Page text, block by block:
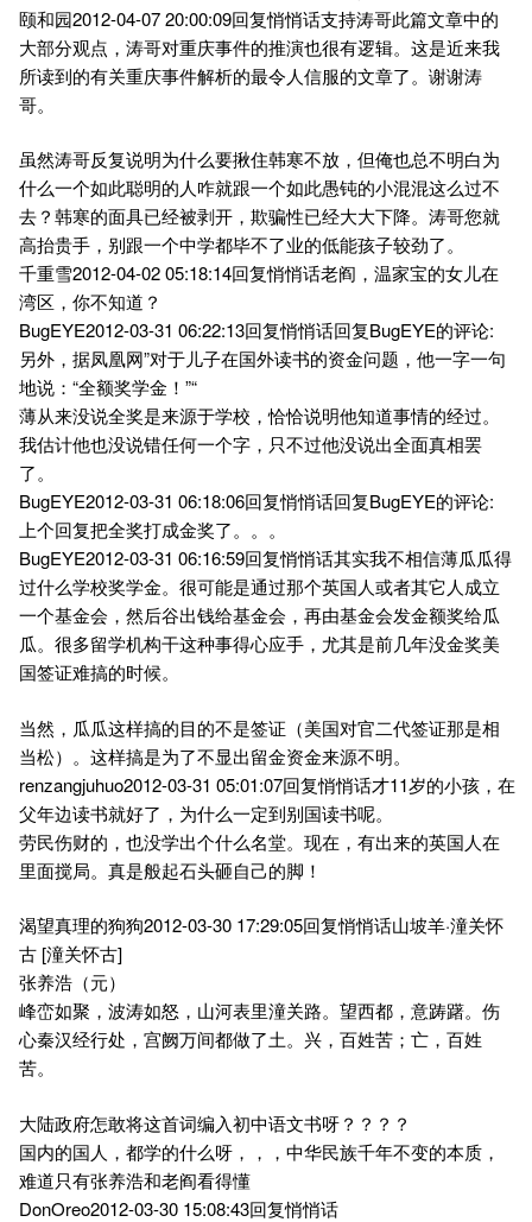
颐和园2012-04-07 20:00:09回复悄悄话支持涛哥此篇文章中的
大部分观点，涛哥对重庆事件的推演也很有逻辑。这是近来我
所读到的有关重庆事件解析的最令人信服的文章了。谢谢涛
哥。
虽然涛哥反复说明为什么要揪住韩寒不放，但俺也总不明白为
什么一个如此聪明的人咋就跟一个如此愚钝的小混混这么过不
去？韩寒的面具已经被剥开，欺骗性已经大大下降。涛哥您就
高抬贵手，别跟一个中学都毕不了业的低能孩子较劲了。
千重雪2012-04-02 05:18:14回复悄悄话老阎，温家宝的女儿在
湾区，你不知道？
BugEYE2012-03-31 06:22:13回复悄悄话回复BugEYE的评论:
另外，据凤凰网”对于儿子在国外读书的资金问题，他一字一句
地说：“全额奖学金！”“
薄从来没说全奖是来源于学校，恰恰说明他知道事情的经过。
我估计他也没说错任何一个字，只不过他没说出全面真相罢
了。
BugEYE2012-03-31 06:18:06回复悄悄话回复BugEYE的评论:
上个回复把全奖打成金奖了。。。
BugEYE2012-03-31 06:16:59回复悄悄话其实我不相信薄瓜瓜得
过什么学校奖学金。很可能是通过那个英国人或者其它人成立
一个基金会，然后谷出钱给基金会，再由基金会发金额奖给瓜
瓜。很多留学机构干这种事得心应手，尤其是前几年没金奖美
国签证难搞的时候。
当然，瓜瓜这样搞的目的不是签证（美国对官二代签证那是相
当松）。这样搞是为了不显出留金资金来源不明。
renzangjuhuo2012-03-31 05:01:07回复悄悄话才11岁的小孩，在
父年边读书就好了，为什么一定到别国读书呢。
劳民伤财的，也没学出个什么名堂。现在，有出来的英国人在
里面搅局。真是般起石头砸自己的脚！
渴望真理的狗狗2012-03-30 17:29:05回复悄悄话山坡羊·潼关怀
古 [潼关怀古]
张养浩（元）
峰峦如聚，波涛如怒，山河表里潼关路。望西都，意踌躇。伤
心秦汉经行处，宫阙万间都做了土。兴，百姓苦；亡，百姓
苦。
大陆政府怎敢将这首词编入初中语文书呀？？？？
国内的国人，都学的什么呀，，，中华民族千年不变的本质，
难道只有张养浩和老阎看得懂
DonOreo2012-03-30 15:08:43回复悄悄话